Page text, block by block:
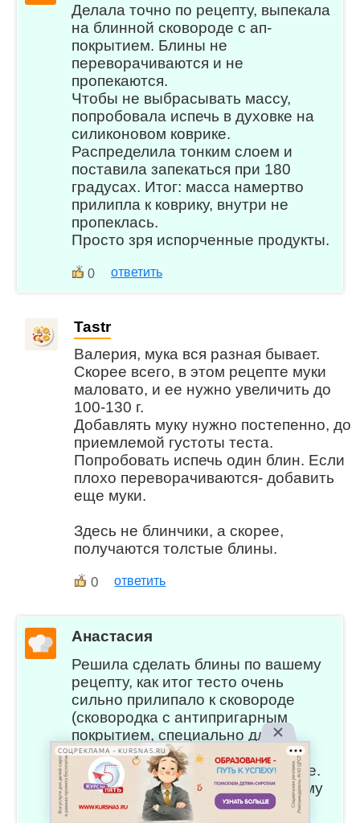
Делала точно по рецепту, выпекала
на блинной сковороде с ап-
покрытием. Блины не
переворачиваются и не
пропекаются.
Чтобы не выбрасывать массу,
попробовала испечь в духовке на
силиконовом коврике.
Распределила тонким слоем и
поставила запекаться при 180
градусах. Итог: масса намертво
прилипла к коврику, внутри не
пропеклась.
Просто зря испорченные продукты.
0 ответить
Tastr
Валерия, мука вся разная бывает.
Скорее всего, в этом рецепте муки
маловато, и ее нужно увеличить до
100-130 г.
Добавлять муку нужно постепенно, до
приемлемой густоты теста.
Попробовать испечь один блин. Если
плохо переворачиваются- добавить
еще муки.
Здесь не блинчики, а скорее,
получаются толстые блины.
0 ответить
Анастасия
Решила сделать блины по вашему
рецепту, как итог тесто очень
сильно прилипало к сковороде
(сковородка с антипригарным
покрытием, специально для
блинов). Граммовка расписана
неправильно, муки нужно больше.
Вообщем я не рекомендую никому
этот рецепт, только зря
СОЦРЕКЛАМА • KURSNA5.RU